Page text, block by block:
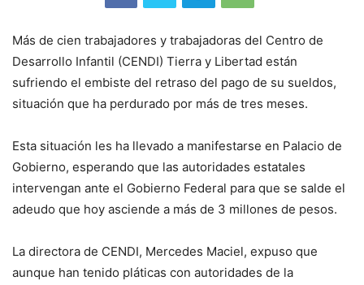
Más de cien trabajadores y trabajadoras del Centro de
Desarrollo Infantil (CENDI) Tierra y Libertad están
sufriendo el embiste del retraso del pago de su sueldos,
situación que ha perdurado por más de tres meses.
Esta situación les ha llevado a manifestarse en Palacio de
Gobierno, esperando que las autoridades estatales
intervengan ante el Gobierno Federal para que se salde el
adeudo que hoy asciende a más de 3 millones de pesos.
La directora de CENDI, Mercedes Maciel, expuso que
aunque han tenido pláticas con autoridades de la